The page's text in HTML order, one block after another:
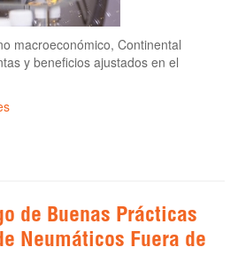
macroeconómico, Continental
y beneficios ajustados en el
de Buenas Prácticas
Neumáticos Fuera de